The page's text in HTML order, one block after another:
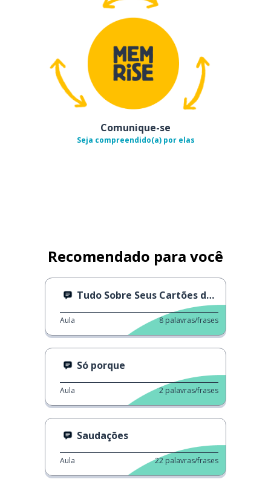
Comunique-se
Seja compreendido(a) por elas
Recomendado para você
Tudo Sobre Seus Cartões de Identificação
Aula 8 palavras/frases
Só porque
Aula 2 palavras/frases
Saudações
Aula 22 palavras/frases